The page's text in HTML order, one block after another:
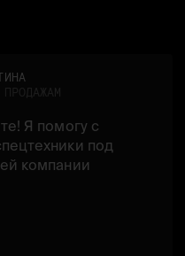
Я помогу с
под
компании